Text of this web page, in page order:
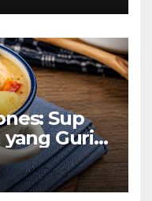
Sup
Gurih